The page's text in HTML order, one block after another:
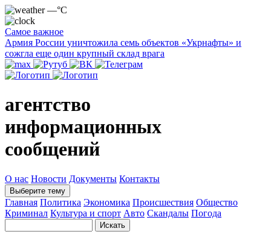
—°C
Самое важное
Армия России уничтожила семь объектов «Укрнафты» и
сожгла еще один крупный склад врага
агентство
информационных
сообщений
О нас Новости Документы Контакты
Выберите тему
Главная Политика Экономика Происшествия Общество
Криминал Культура и спорт Авто Скандалы Погода